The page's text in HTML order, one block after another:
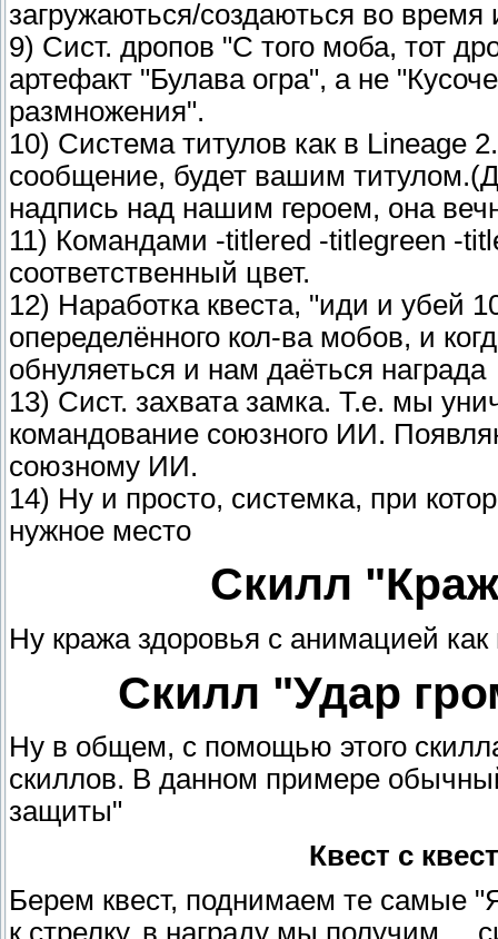
загружаються/создаються во
9) Сист. дропов "С того моба, тот
артефакт "Булава огра", а не
размножения".
10) Система титулов как в
сообщение, будет вашим
надпись над нашим героем, она
11) Командами -titlered -titlegreen -
соответственный цвет.
12) Наработка квеста, "иди и убей
опеределённого кол-ва мобов, и
обнуляеться и нам даёться награда
13) Сист. захвата замка. Т.е. мы
командование союзного ИИ.
союзному ИИ.
14) Ну и просто, системка, при
нужное место
Скилл
Ну кража здоровья с анимацией
Скилл "Удар
Ну в общем, с помощью этого
скиллов. В данном примере
защиты"
Квест с
Берем квест, поднимаем те самые
к стрелку, в награду мы получим ...